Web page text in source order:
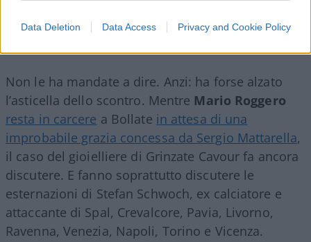
Data Deletion Data Access Privacy and Cookie Policy
Non le ha mandate a dire. Anzi: ha forse alzato
l’asticella dello scontro. Mentre Mario Roggero
resta in carcere a Bollate in attesa di una
improbabile grazia concessa da Sergio Mattarella,
il caso del gioielliere di Grinzate Cavour fa ancora
discutere. E fanno soprattutto discutere le
esternazioni di Stefan Schwoch, ex calciatore e
attaccante di Spal, Crevalcore, Pavia, Livorno,
Ravenna, Venezia, Napoli, Torino e Vicenza.